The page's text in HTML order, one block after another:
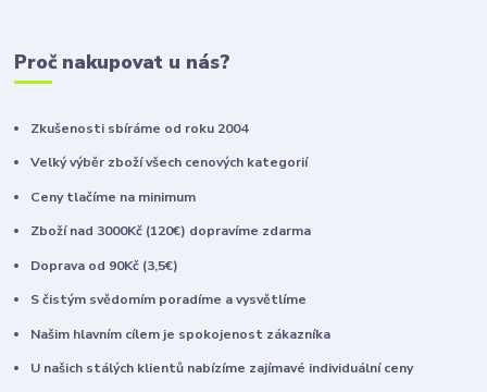
Proč nakupovat u nás?
Zkušenosti sbíráme od roku 2004
Velký výběr zboží všech cenových kategorií
Ceny tlačíme na minimum
Zboží nad 3000Kč (120€) dopravíme zdarma
Doprava od 90Kč (3,5€)
S čistým svědomím poradíme a vysvětlíme
Našim hlavním cílem je spokojenost zákazníka
U našich stálých klientů nabízíme zajímavé individuální ceny